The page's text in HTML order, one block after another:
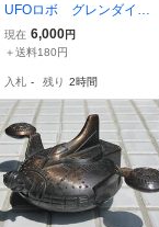
UFOロボ グレンダイザ
ー 当時物 フィギュ
ア 旧バンダイ 泳ぐ人
現在 6,000円
＋送料180円
入札 - 残り 2時間